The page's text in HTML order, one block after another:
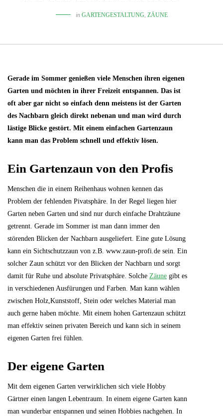
in GARTENGESTALTUNG, ZÄUNE
Gerade im Sommer genießen viele Menschen ihren eigenen
Garten und möchten in ihrer Freizeit entspannen. Das ist
oft aber gar nicht so einfach denn meistens ist der Garten
des Nachbarn gleich direkt nebenan und man wird durch
lästige Blicke gestört. Mit einem einfachen Gartenzaun
kann man das Problem schnell und effektiv lösen.
Ein Gartenzaun von den Profis
Menschen die in einem Reihenhaus wohnen kennen das
Problem der fehlenden Pivatsphäre. In der Regel liegen hier
Garten neben Garten und sind nur durch einfache Drahtzäune
getrennt. Gerade im Sommer ist man dann immer den
störenden Blicken der Nachbarn ausgeliefert. Eine gute Lösung
kann ein Sichtschutzzaun von z.B. www.zaun-profi.de sein. Ein
solcher Zaun schützt vor den Blicken der Nachbarn und sorgt
damit für Ruhe und absolute Privatsphäre. Solche Zäune gibt es
in verschiedenen Ausfürungen und Farben. Man kann wählen
zwischen Holz,Kunststoff, Stein oder welches Material man
auch gerne haben möchte. Mit einem hohen Gartenzaun schützt
man effektiv seinen privaten Bereich und kann sich in seinem
eigenen Garten frei fühlen.
Der eigene Garten
Mit dem eigenen Garten verwirklichen sich viele Hobby
Gärtner einen langen Lebentraum. In einem eigene Garten kann
man wunderbar entspannen und seinen Hobbies nachgehen. In